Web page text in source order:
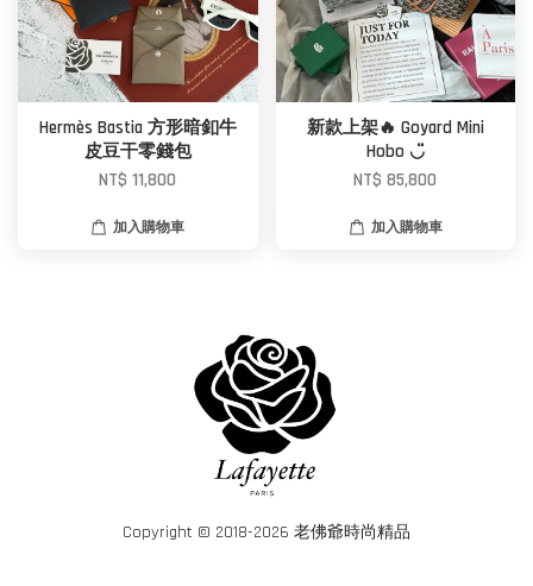
Hermès Bastia 方形暗釦牛
皮豆干零錢包
NT$ 11,800
加入購物車
新款上架🔥 Goyard Mini
Hobo ◡̈
NT$ 85,800
加入購物車
Copyright © 2018-2026 老佛爺時尚精品